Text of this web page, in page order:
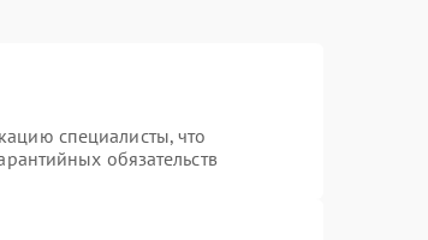
специалисты, что
обязательств